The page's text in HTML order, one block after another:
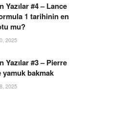
Yazılar #4 – Lance
1 tarihinin en
mu?
2025
Yazılar #3 – Pierre
yamuk bakmak
2025